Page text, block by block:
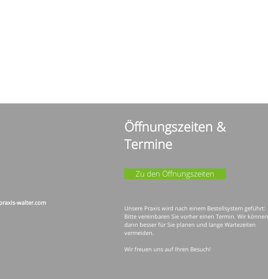
walter.com
Öffnungszeiten &
Termine
Zu den Öffnungszeiten
Unsere Praxis wird nach einem Bestellsystem geführt:
Bitte vereinbaren Sie vorher einen Termin. Wir können
dann besser für Sie planen und lange Wartezeiten
vermeiden.
Wir freuen uns auf Ihren Besuch!